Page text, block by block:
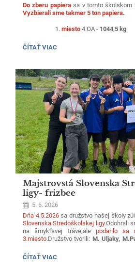
Do zberu papierasa v tomto školskom
Vyzbierali sme takmer 5 ton papiera.
miesto 4.OA - 1044,5 kg
miesto1.NB -435 kg
Ďakujeme všetkým, ktorým nie je
životnému prostrediu. Veríme, že aj
úspešné.
ZBER
ČÍTAŤ VIAC
Majstrovstá Slovenska
ligy- frizbee
5. 6. 2026
Dňa 4.5.2026sa družstvo našej školy
Slovenska Stredoškolskej ligy.Odohrali
na šmykľavej tráve,ale podarilo sa
3.miesto.Družstvo tvorili: M. Uljaky,
D.Káľavský.Srdečne gratulujeme.
MAJSTROVSTÁ
ČÍTAŤ VIAC